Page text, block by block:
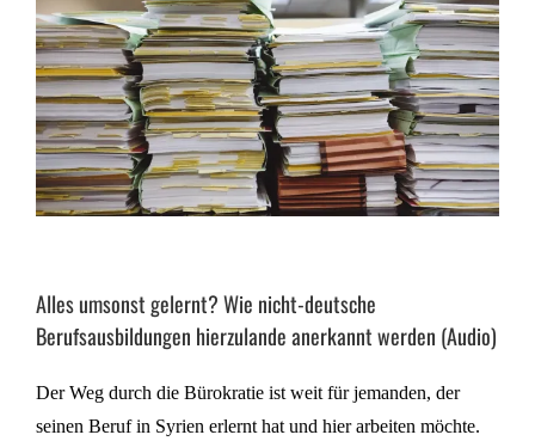
Alles umsonst gelernt? Wie nicht-deutsche
Berufsausbildungen hierzulande anerkannt werden (Audio)
Der Weg durch die Bürokratie ist weit für jemanden, der
seinen Beruf in Syrien erlernt hat und hier arbeiten möchte.